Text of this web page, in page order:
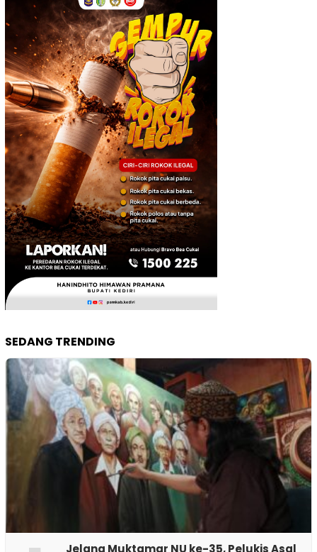
SEDANG TRENDING
Jelang Muktamar NU ke-35, Pelukis Asal